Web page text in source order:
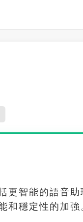
更智能的語音助
和穩定性的加強